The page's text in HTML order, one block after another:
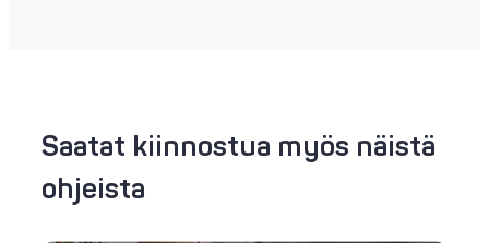
Saatat kiinnostua myös näistä
ohjeista